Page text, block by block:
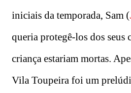
iniciais da temporada, Sam (
queria protegê-los dos
criança estariam mortas.
Vila Toupeira foi um